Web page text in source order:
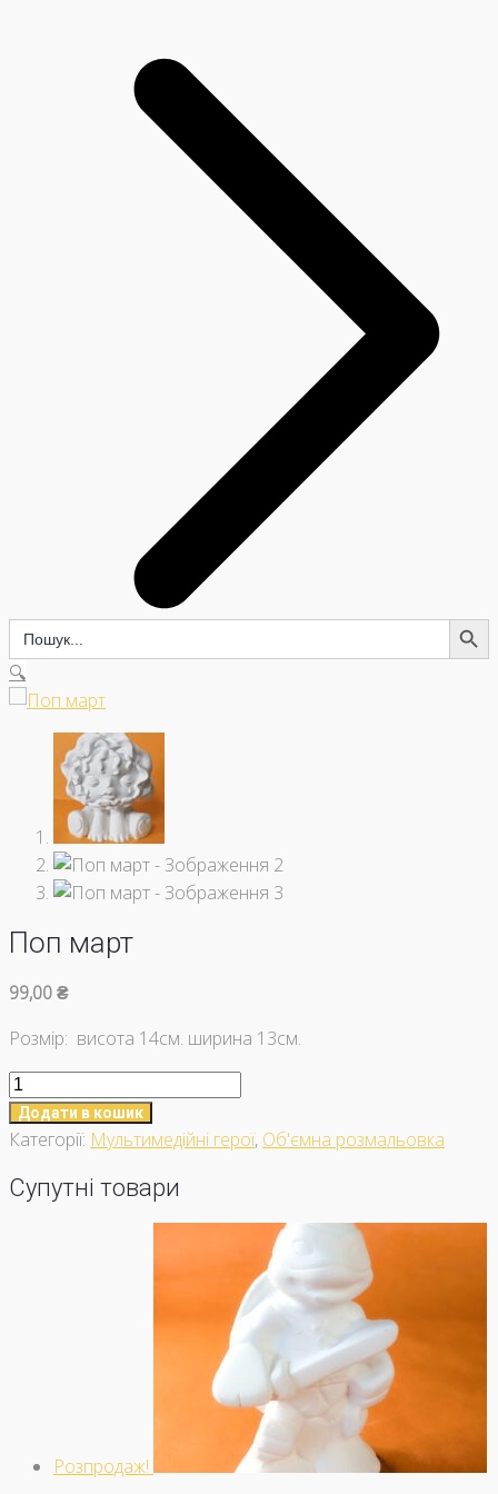
Search
for:
Search Button
🔍
Поп март
99,00₴
Розмір: висота 14см. ширина 13см.
Поп
март
кількість
Додати в кошик
Категорії: Мультимедійні герої, Об'ємна розмальовка
Супутні товари
Розпродаж!